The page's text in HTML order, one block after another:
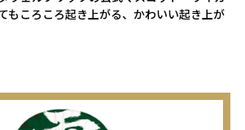
もころころ起き上がる、かわいい起き上が